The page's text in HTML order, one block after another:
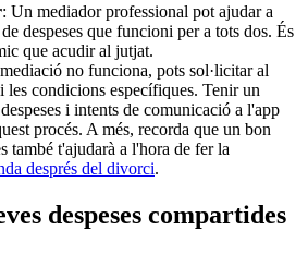
: Un mediador professional pot ajudar a
despeses que funcioni per a tots dos. És
que acudir al jutjat.
no funciona, pots sol·licitar al
les condicions específiques. Tenir un
i intents de comunicació a l'app
procés. A més, recorda que un bon
també t'ajudarà a l'hora de fer la
després del divorci.
despeses compartides